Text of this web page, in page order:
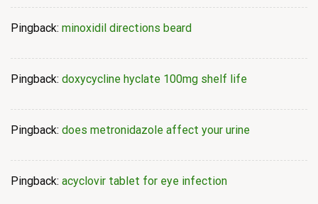
Pingback: minoxidil directions beard
Pingback: doxycycline hyclate 100mg shelf life
Pingback: does metronidazole affect your urine
Pingback: acyclovir tablet for eye infection